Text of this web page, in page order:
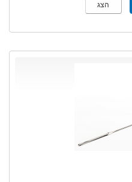
הצג